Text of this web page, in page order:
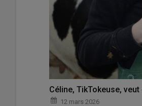
Céline, TikTokeuse,
12 mars 2026